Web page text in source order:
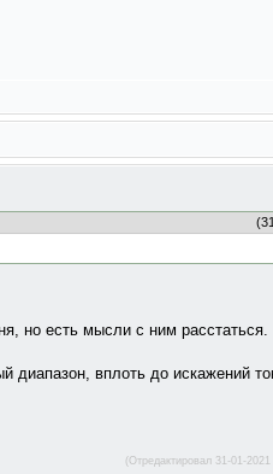
но есть мысли с ним расстаться.
диапазон, вплоть до искажений
(Отредактировал 31-01-